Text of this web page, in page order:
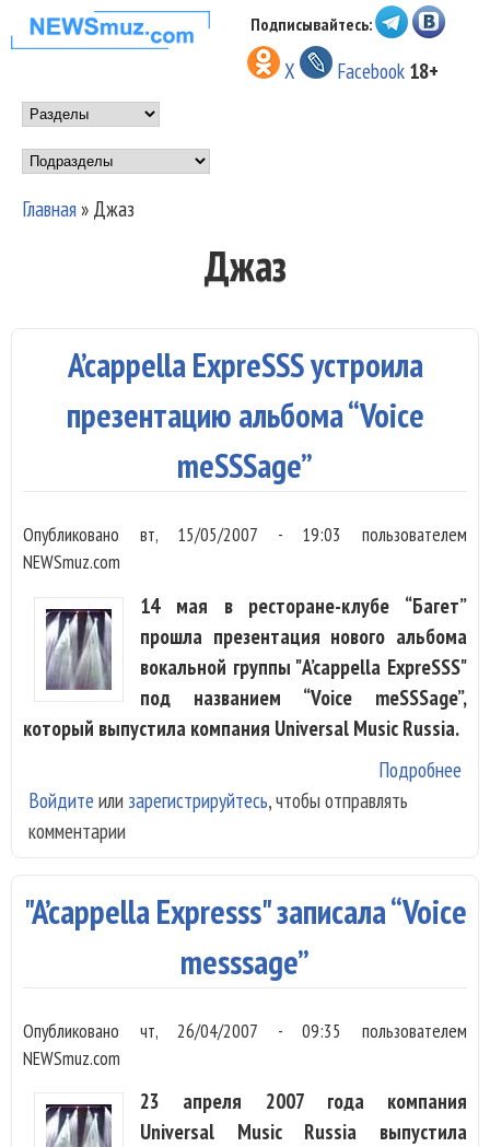
Перейти к основному
содержанию
НОВОСТИ
МУЗЫКИ И
ШОУ БИЗНЕСА
NEWSMUZ.COM
Подписывайтесь:
X Facebook 18+
Main menu
Подразделы
Вы здесь
Главная» Джаз
Джаз
A’cappella ExpreSSS устроила
презентацию альбома “Voice
meSSSage”
Опубликовано вт, 15/05/2007 - 19:03
пользователем
NEWSmuz.com
14 мая в ресторане-клубе “Багет”
прошла презентация нового альбома
вокальной группы "A’cappella ExpreSSS"
под названием “Voice meSSSage”,
который выпустила компания Universal Music Russia.
Подробнее
Войдите или зарегистрируйтесь, чтобы отправлять
комментарии
"A’cappella Expresss" записала “Voice
messsage”
Опубликовано чт, 26/04/2007 - 09:35
пользователем
NEWSmuz.com
23 апреля 2007 года компания
Universal Music Russia выпустила